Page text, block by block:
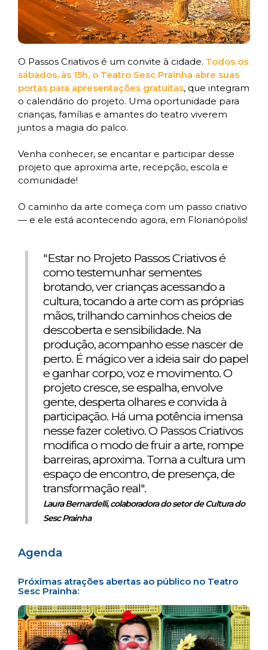
O Passos Criativos é um convite à cidade. Todos os
sábados, às 15h, o Teatro Sesc Prainha abre suas
portas para apresentações gratuitas, que integram
o calendário do projeto. Uma oportunidade para
crianças, famílias e amantes do teatro viverem
juntos a magia do palco.
Venha conhecer, se encantar e participar desse
projeto que aproxima arte, recepção, escola e
comunidade!
O caminho da arte começa com um passo criativo
— e ele está acontecendo agora, em Florianópolis!
"Estar no Projeto Passos Criativos é
como testemunhar sementes
brotando, ver crianças acessando a
cultura, tocando a arte com as próprias
mãos, trilhando caminhos cheios de
descoberta e sensibilidade. Na
produção, acompanho esse nascer de
perto. É mágico ver a ideia sair do papel
e ganhar corpo, voz e movimento. O
projeto cresce, se espalha, envolve
gente, desperta olhares e convida à
participação. Há uma potência imensa
nesse fazer coletivo. O Passos Criativos
modifica o modo de fruir a arte, rompe
barreiras, aproxima. Torna a cultura um
espaço de encontro, de presença, de
transformação real".
Laura Bernardelli, colaboradora do setor de Cultura do
Sesc Prainha
Agenda
Próximas atrações abertas ao público no Teatro
Sesc Prainha: